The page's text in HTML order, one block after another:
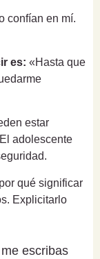
confían en mí.
es: «Hasta que
estar
adolescente
qué significar
Explicitarlo
escribas